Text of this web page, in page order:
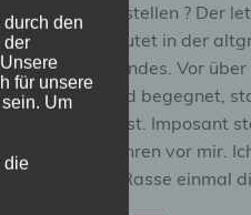
Darf ich vorstellen ? Der
Name bedeutet in der
Gott des Windes. Vor
ersten Briard begegnet,
eine Rasse ist. Imposant
kupierten Ohren vor mir.
dass diese Rasse einmal
den
der
für unsere
Um
die